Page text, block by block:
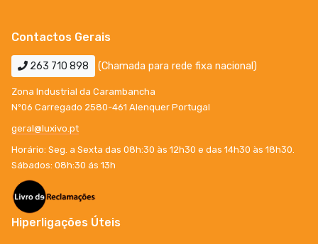
Contactos Gerais
263 710 898 (Chamada para rede fixa nacional)
Zona Industrial da Carambancha
Nº06 Carregado 2580-461 Alenquer Portugal
geral@luxivo.pt
Horário: Seg. a Sexta das 08h:30 às 12h30 e das 14h30 às 18h30.
Sábados: 08h:30 ás 13h
Hiperligações Úteis